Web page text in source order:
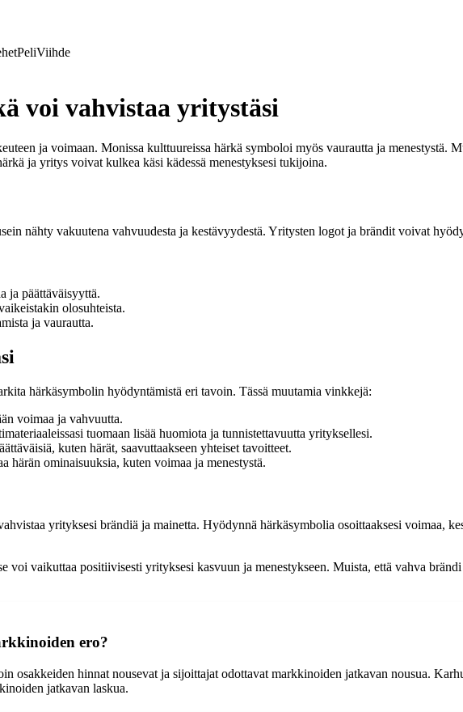
PeliViihde
voi vahvistaa yritystäsi
ja voimaan. Monissa kulttuureissa härkä symboloi myös vaurautta ja menestystä.
ja yritys voivat kulkea käsi kädessä menestyksesi tukijoina.
nähty vakuutena vahvuudesta ja kestävyydestä. Yritysten logot ja brändit voivat
ja päättäväisyyttä.
olosuhteista.
ja vaurautta.
härkäsymbolin hyödyntämistä eri tavoin. Tässä muutamia vinkkejä:
voimaa ja vahvuutta.
tuomaan lisää huomiota ja tunnistettavuutta yrityksellesi.
kuten härät, saavuttaakseen yhteiset tavoitteet.
härän ominaisuuksia, kuten voimaa ja menestystä.
yrityksesi brändiä ja mainetta. Hyödynnä härkäsymbolia osoittaaksesi voimaa,
voi vaikuttaa positiivisesti yrityksesi kasvuun ja menestykseen. Muista, että vahva
ero?
osakkeiden hinnat nousevat ja sijoittajat odottavat markkinoiden jatkavan nousua.
jatkavan laskua.